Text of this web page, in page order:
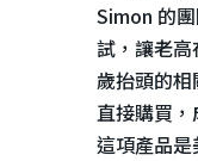
Simon 的
試，讓老高
歲抬頭的
直接購買
這項產品